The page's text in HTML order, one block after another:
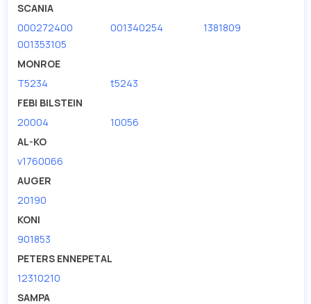
SCANIA
000272400
001340254
1381809
001353105
MONROE
T5234
t5243
FEBI BILSTEIN
20004
10056
AL-KO
v1760066
AUGER
20190
KONI
901853
PETERS ENNEPETAL
12310210
SAMPA